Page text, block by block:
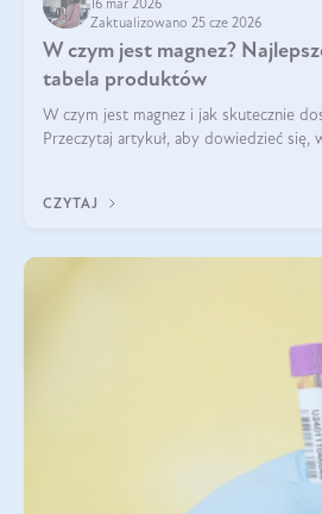
16 mar 2026
Zaktualizowano 25 cze 2026
W czym jest magnez?
tabela produktów
W czym jest magnez i jak skutecznie
Przeczytaj artykuł, aby dowiedzieć się,
CZYTAJ